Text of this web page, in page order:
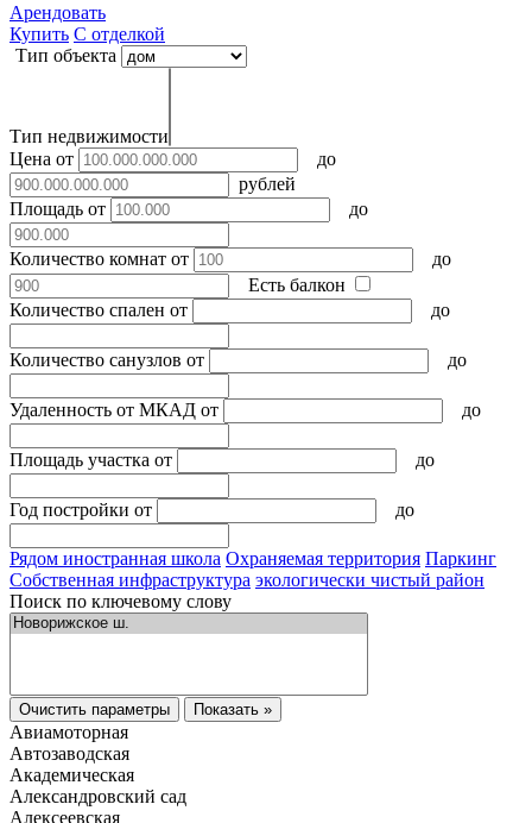
Арендовать
Купить С отделкой
Тип объекта
Тип недвижимости
Цена от
до
рублей
Площадь от до
Количество комнат от
до
Есть балкон
Количество спален от до
Количество санузлов от до
Удаленность от МКАД от до
Площадь участка от до
Год постройки от до
Рядом иностранная школа Охраняемая территория Паркинг
Собственная инфраструктура экологически чистый район
Поиск по ключевому слову
Очистить параметры Показать »
Авиамоторная
Автозаводская
Академическая
Александровский сад
Алексеевская